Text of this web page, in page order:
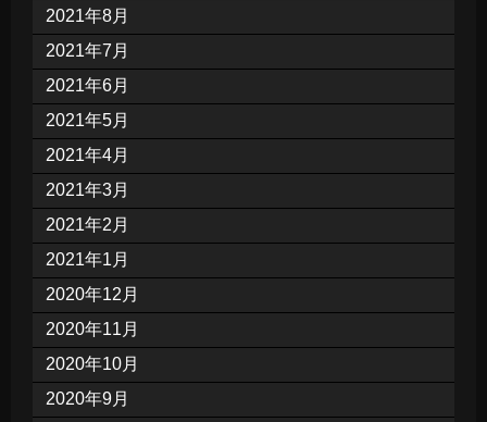
2021年8月
2021年7月
2021年6月
2021年5月
2021年4月
2021年3月
2021年2月
2021年1月
2020年12月
2020年11月
2020年10月
2020年9月